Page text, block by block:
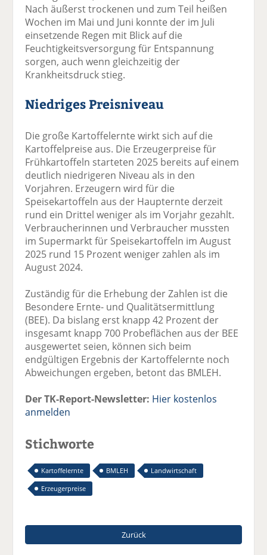
Nach äußerst trockenen und zum Teil heißen
Wochen im Mai und Juni konnte der im Juli
einsetzende Regen mit Blick auf die
Feuchtigkeitsversorgung für Entspannung
sorgen, auch wenn gleichzeitig der
Krankheitsdruck stieg.
Niedriges Preisniveau
Die große Kartoffelernte wirkt sich auf die
Kartoffelpreise aus. Die Erzeugerpreise für
Frühkartoffeln starteten 2025 bereits auf einem
deutlich niedrigeren Niveau als in den
Vorjahren. Erzeugern wird für die
Speisekartoffeln aus der Haupternte derzeit
rund ein Drittel weniger als im Vorjahr gezahlt.
Verbraucherinnen und Verbraucher mussten
im Supermarkt für Speisekartoffeln im August
2025 rund 15 Prozent weniger zahlen als im
August 2024.
Zuständig für die Erhebung der Zahlen ist die
Besondere Ernte- und Qualitätsermittlung
(BEE). Da bislang erst knapp 42 Prozent der
insgesamt knapp 700 Probeflächen aus der BEE
ausgewertet seien, können sich beim
endgültigen Ergebnis der Kartoffelernte noch
Abweichungen ergeben, betont das BMLEH.
Der TK-Report-Newsletter: Hier kostenlos
anmelden
Stichworte
Kartoffelernte BMLEH
Landwirtschaft
Erzeugerpreise
Zurück